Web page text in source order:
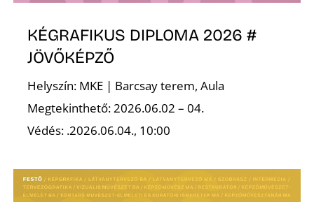
KÉGRAFIKUS DIPLOMA 2026 #
JÖVŐKÉPZŐ
Helyszín: MKE | Barcsay terem, Aula
Megtekinthető: 2026.06.02 – 04.
Védés: .2026.06.04., 10:00